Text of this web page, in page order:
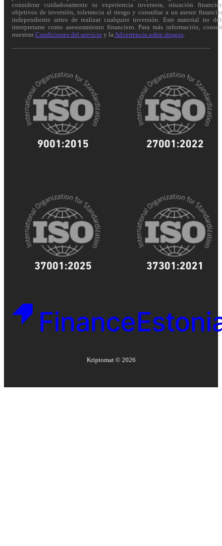
considerar cuidadosamente tu experiencia inversora, situación
objetivos de inversión, tolerancia al riesgo y consultar a un asesor
independiente antes de realizar cualquier inversión. Este material no
interpretarse como asesoramiento financiero. Para más información,
nuestras Condiciones del servicio y la Advertencia sobre riesgos
Kriptomat © 2026